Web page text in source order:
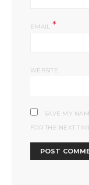
EMAIL *
WEBSITE
SAVE MY
FOR THE NEXT